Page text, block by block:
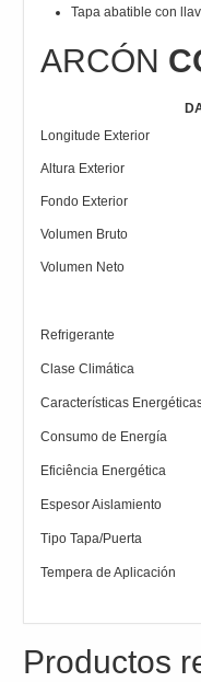
Tapa abatible con
ARCÓN
Longitude Exterior
Altura Exterior
Fondo Exterior
Volumen Bruto
Volumen Neto
Refrigerante
Clase Climática
Características
Consumo de Energía
Eficiência Energética
Espesor Aislamiento
Tipo Tapa/Puerta
Tempera de Aplicación
Productos